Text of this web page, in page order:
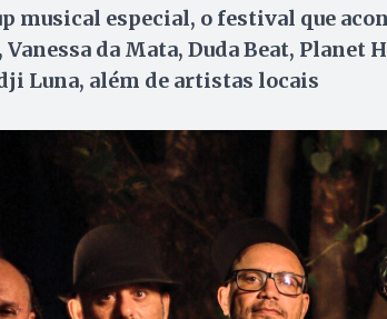
musical especial, o festival que
da Mata, Duda Beat, Planet
Luna, além de artistas locais